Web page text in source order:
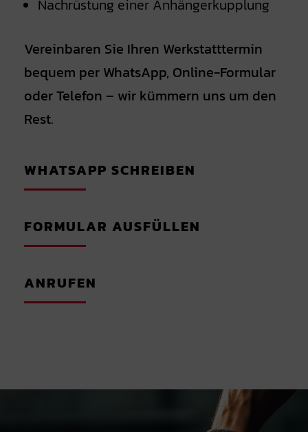
Nachrüstung einer Anhängerkupplung
Vereinbaren Sie Ihren Werkstatttermin
bequem per WhatsApp, Online-Formular
oder Telefon – wir kümmern uns um den
Rest.
WHATSAPP SCHREIBEN
FORMULAR AUSFÜLLEN
ANRUFEN